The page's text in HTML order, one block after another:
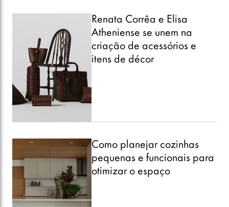
Renata Corrêa e Elisa
Atheniense se unem na
criação de acessórios e
itens de décor
Como planejar cozinhas
pequenas e funcionais para
otimizar o espaço